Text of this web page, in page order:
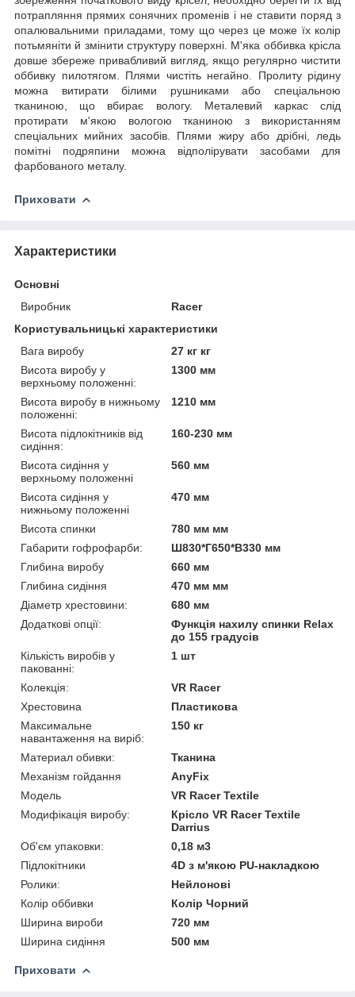
потрапляння прямих сонячних променів і не ставити поряд з
опалювальними приладами, тому що через це може їх колір
потьмяніти й змінити структуру поверхні. М'яка оббивка крісла
довше збереже привабливий вигляд, якщо регулярно чистити
оббивку пилотягом. Плями чистіть негайно. Пролиту рідину
можна витирати білими рушниками або спеціальною
тканиною, що вбирає вологу. Металевий каркас слід
протирати м'якою вологою тканиною з використанням
спеціальних мийних засобів. Плями жиру або дрібні, ледь
помітні подряпини можна відполірувати засобами для
фарбованого металу.
Приховати
Характеристики
Основні
Виробник
Racer
Користувальницькі характеристики
Вага виробу
27 кг кг
Висота виробу у
верхньому положенні:
1300 мм
Висота виробу в нижньому
положенні:
1210 мм
Висота підлокітників від
сидіння:
160-230 мм
Висота сидіння у
верхньому положенні
560 мм
Висота сидіння у
нижньому положенні
470 мм
Висота спинки
780 мм мм
Габарити гофрофарби:
Ш830*Г650*В330 мм
Глибина виробу
660 мм
Глибина сидіння
470 мм мм
Діаметр хрестовини:
680 мм
Додаткові опції:
Функція нахилу спинки Relax
до 155 градусів
Кількість виробів у
пакованні:
1 шт
Колекція:
VR Racer
Хрестовина
Пластикова
Максимальне
навантаження на виріб:
150 кг
Материал обивки:
Тканина
Механізм гойдання
AnyFix
Мoдель
VR Racer Textile
Модифікація виробу:
Крісло VR Racer Textile
Darrius
Об'єм упаковки:
0,18 м3
Підлокітники
4D з м'якою PU-накладкою
Ролики:
Нейлонові
Колір оббивки
Колір Чорний
Ширина вироби
720 мм
Ширина сидіння
500 мм
Приховати